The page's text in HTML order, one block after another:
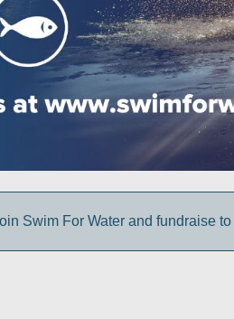
Swim For Water and fundraise